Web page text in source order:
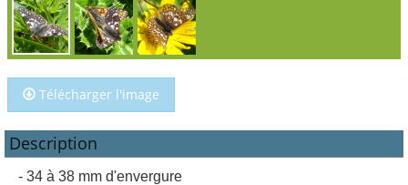
Télécharger l'image
Description
- 34 à 38 mm d'envergure